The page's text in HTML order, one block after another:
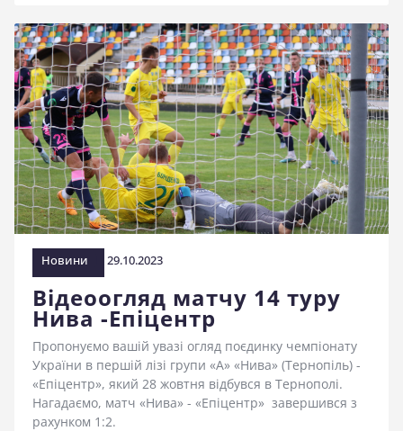
Новини 29.10.2023
Відеоогляд матчу 14 туру
Нива -Епіцентр
Пропонуємо вашій увазі огляд поєдинку чемпіонату
України в першій лізі групи «А» «Нива» (Тернопіль) -
«Епіцентр», який 28 жовтня відбувся в Тернополі.
Нагадаємо, матч «Нива» - «Епіцентр» завершився з
рахунком 1:2.